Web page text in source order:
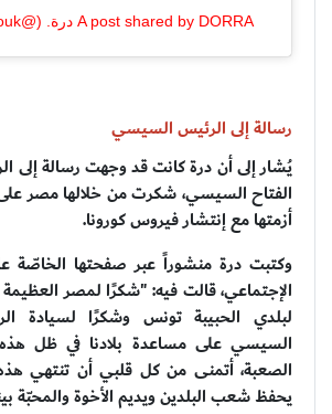
A post shared by DORRA درة. (@dorra_zarrouk)
رسالة إلى الرئيس السيسي
يُشار إلى أن درة كانت قد وجهت رسالة إلى
الفتاح السيسي، شكرت من خلالها مصر
أزمتها مع إنتشار فيروس كورونا.
وكتبت درة منشوراً عبر صفحتها الخاصّة
الإجتماعي، قالت فيه: "شكرًا لمصر العظيمة
لبلدي الحبيبة تونس وشكرًا لسيادة
السيسي على مساعدة بلادنا في ظل
الصعبة، أتمنى من كل قلبي أن تنتهي هذه
يحفظ شعب البلدين ويديم الأخوة والمحبّة